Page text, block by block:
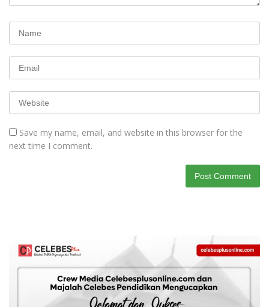
Save my name, email, and website in this browser for the
next time I comment.